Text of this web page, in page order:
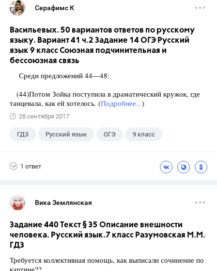
Серафимс К
Васильевых. 50 вариантов ответов по русскому
языку. Вариант 41 ч.2 Задание 14 ОГЭ Русский
язык 9 класс Союзная подчинительная и
бессоюзная связь
Среди предложений 44—48:
(44)Потом Зойка поступила в драматический кружок, где
танцевала, как ей хотелось. (Подробнее...)
28 сентября 2017
ГДЗ Русский язык ОГЭ 9 класс
1 ответ
Вика Землянская
Задание 440 Текст § 35 Описание внешности
человека. Русский язык.7 класс Разумовская М.М.
ГДЗ
Требуется коллективная помощь, как выписали сочинение по